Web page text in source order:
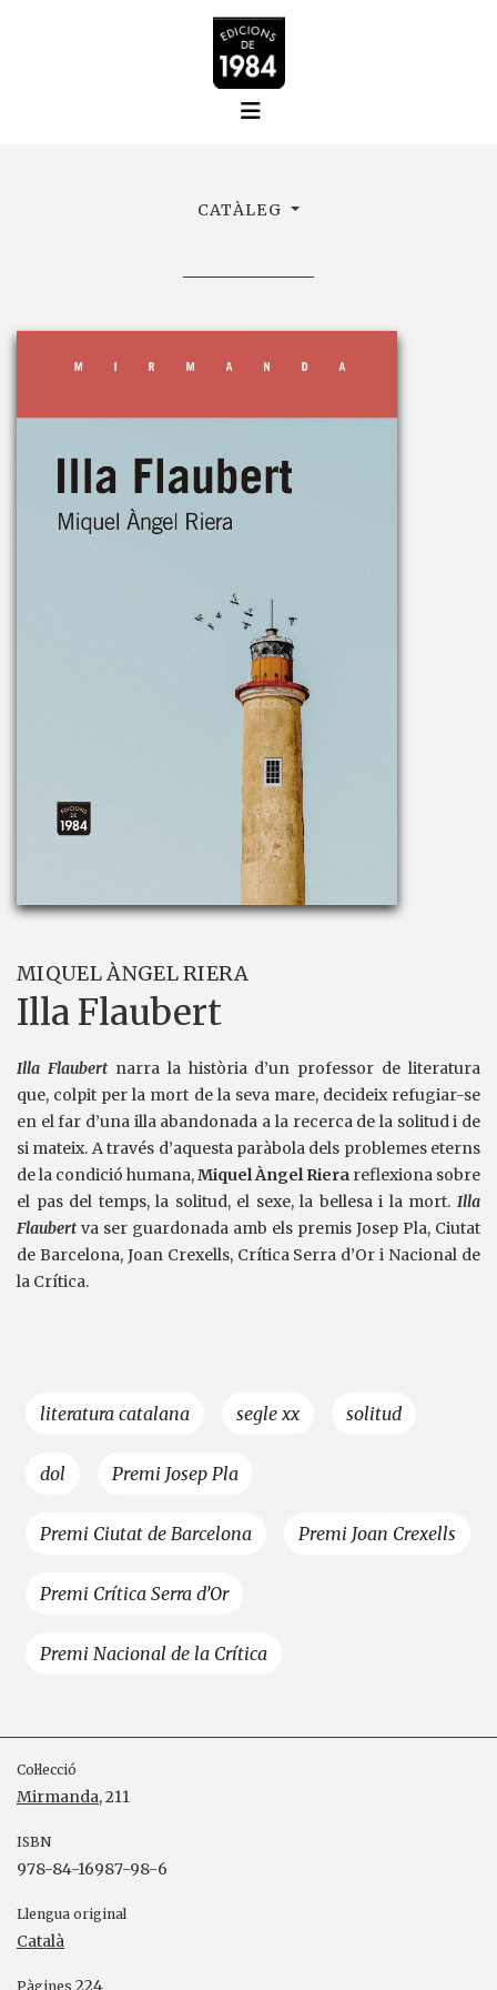
CATÀLEG
MIQUEL ÀNGEL RIERA
Illa Flaubert
Illa Flaubertnarra la història d’un professor de literatura
que, colpit per la mort de la seva mare, decideix refugiar-se
en el far d’una illa abandonada a la recerca de la solitud i de
si mateix. A través d’aquesta paràbola dels problemes eterns
de la condició humana,Miquel Àngel Riera reflexiona sobre
el pas del temps, la solitud, el sexe, la bellesa i la mort. Illa
Flaubert va ser guardonada amb els premis Josep Pla, Ciutat
de Barcelona, Joan Crexells, Crítica Serra d’Or i Nacional de
la Crítica.
literatura catalana segle xx solitud
dol Premi Josep Pla
Premi Ciutat de Barcelona Premi Joan Crexells
Premi Crítica Serra d’Or
Premi Nacional de la Crítica
Col·lecció
Mirmanda, 211
ISBN
978-84-16987-98-6
Llengua original
Català
Pàgines 224